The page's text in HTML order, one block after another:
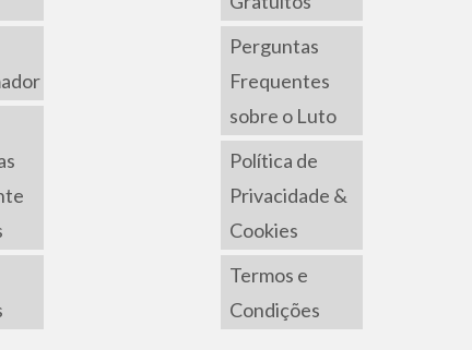
Perguntas
Frequentes
sobre o Luto
Política de
Privacidade &
Cookies
Termos e
Condições